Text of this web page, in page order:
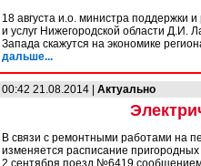
18 августа и.о. министра поддержки
и услуг Нижегородской области Д.И.
Запада скажутся на экономике
дальше...
00:42 21.08.2014 | Актуально
В связи с ремонтными работами на
изменяется расписание
2 сентября поезд №6419